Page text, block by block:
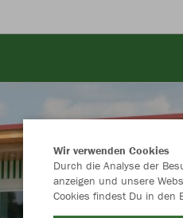
Wir verwenden Cookies
Durch die Analyse der
anzeigen und unsere
Cookies findest Du in den